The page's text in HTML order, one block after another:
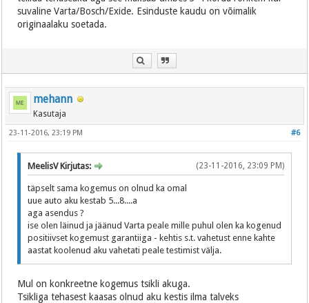
suvaline Varta/Bosch/Exide. Esinduste kaudu on võimalik
originaalaku soetada.
mehann
Kasutaja
#6
23-11-2016, 23:19 PM
(23-11-2016, 23:09 PM)
MeelisV Kirjutas:
täpselt sama kogemus on olnud ka omal
uue auto aku kestab 5...8....a
aga asendus ?
ise olen läinud ja jäänud Varta peale mille puhul olen ka kogenud
positiivset kogemust garantiiga - kehtis s.t. vahetust enne kahte
aastat koolenud aku vahetati peale testimist välja.
Mul on konkreetne kogemus tsikli akuga.
Tsikliga tehasest kaasas olnud aku kestis ilma talveks